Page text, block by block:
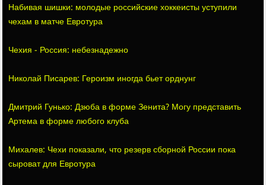
Набивая шишки: молодые российские хоккеисты уступили
чехам в матче Евротура
Чехия - Россия: небезнадежно
Николай Писарев: Героизм иногда бьет орднунг
Дмитрий Гунько: Дзюба в форме Зенита? Могу представить
Артема в форме любого клуба
Михалев: Чехи показали, что резерв сборной России пока
сыроват для Евротура